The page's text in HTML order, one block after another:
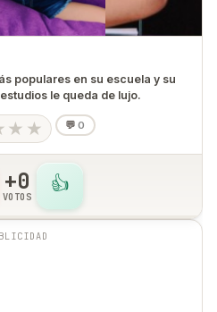
populares en su escuela y su
le queda de lujo.
★ ★ 💬 0
👍
+0
VOTOS